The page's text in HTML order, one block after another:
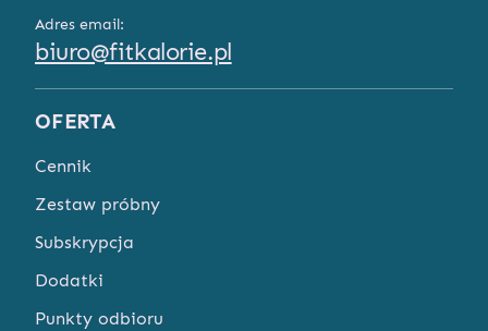
Adres email:
biuro@fitkalorie.pl
OFERTA
Cennik
Zestaw próbny
Subskrypcja
Dodatki
Punkty odbioru